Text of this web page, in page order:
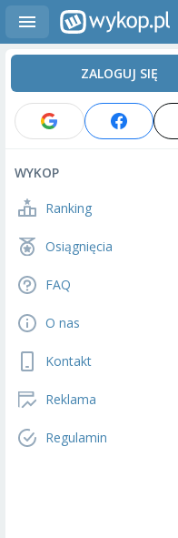
ZALOGUJ SIĘ
WYKOP
Ranking
Osiągnięcia
FAQ
O nas
Kontakt
Reklama
Regulamin